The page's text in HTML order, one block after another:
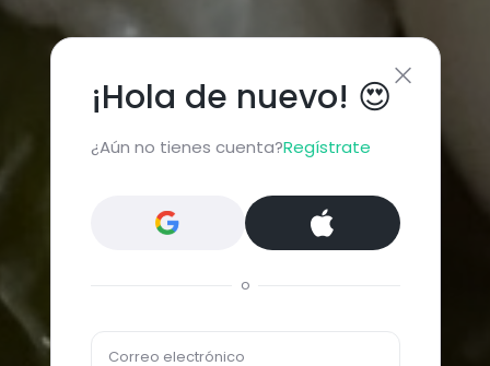
¡Hola de nuevo! 😍
¿Aún no tienes cuenta?Regístrate
o
Correo electrónico